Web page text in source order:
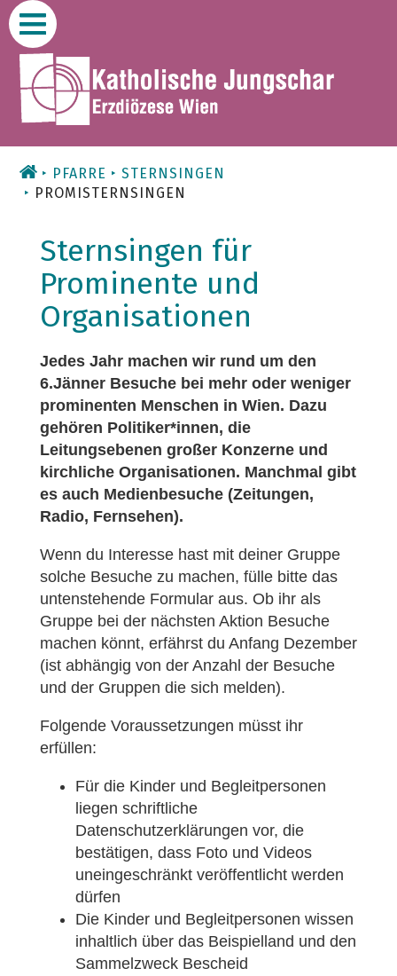
Zum
Inhalt
PFARRE
STERNSINGEN
PROMISTERNSINGEN
Sternsingen für
Prominente und
Organisationen
Jedes Jahr machen wir rund um den
6.Jänner Besuche bei mehr oder weniger
prominenten Menschen in Wien. Dazu
gehören Politiker*innen, die
Leitungsebenen großer Konzerne und
kirchliche Organisationen. Manchmal gibt
es auch Medienbesuche (Zeitungen,
Radio, Fernsehen).
Wenn du Interesse hast mit deiner Gruppe
solche Besuche zu machen, fülle bitte das
untenstehende Formular aus. Ob ihr als
Gruppe bei der nächsten Aktion Besuche
machen könnt, erfährst du Anfang Dezember
(ist abhängig von der Anzahl der Besuche
und der Gruppen die sich melden).
Folgende Voraussetzungen müsst ihr
erfüllen:
Für die Kinder und Begleitpersonen
liegen schriftliche
Datenschutzerklärungen vor, die
bestätigen, dass Foto und Videos
uneingeschränkt veröffentlicht werden
dürfen
Die Kinder und Begleitpersonen wissen
inhaltlich über das Beispielland und den
Sammelzweck Bescheid